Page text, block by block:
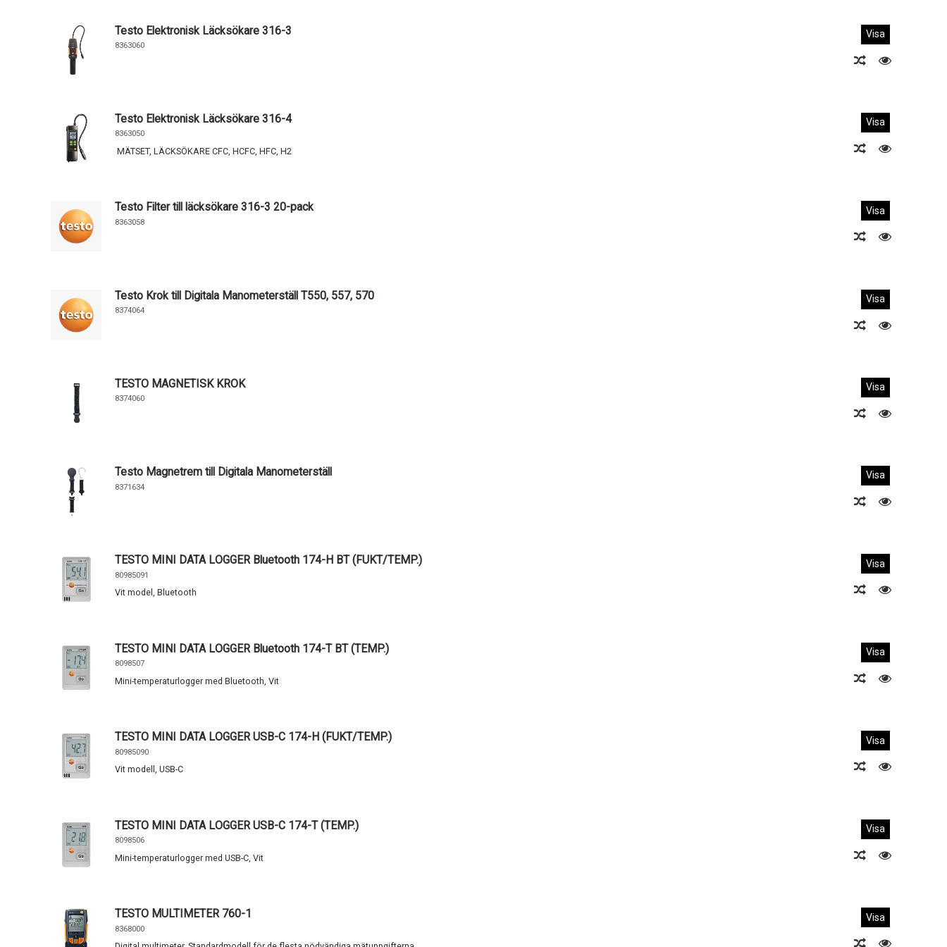
Testo Elektronisk Läcksökare 316-3
8363060
Visa
Testo Elektronisk Läcksökare 316-4
8363050
MÄTSET, LÄCKSÖKARE CFC, HCFC, HFC, H2
Visa
Testo Filter till läcksökare 316-3 20-pack
8363058
Visa
Testo Krok till Digitala Manometerställ T550, 557, 570
8374064
Visa
TESTO MAGNETISK KROK
8374060
Visa
Testo Magnetrem till Digitala Manometerställ
8371634
Visa
TESTO MINI DATA LOGGER Bluetooth 174-H BT (FUKT/TEMP.)
80985091
Vit model, Bluetooth
Visa
TESTO MINI DATA LOGGER Bluetooth 174-T BT (TEMP.)
8098507
Mini-temperaturlogger med Bluetooth, Vit
Visa
TESTO MINI DATA LOGGER USB-C 174-H (FUKT/TEMP.)
80985090
Vit modell, USB-C
Visa
TESTO MINI DATA LOGGER USB-C 174-T (TEMP.)
8098506
Mini-temperaturlogger med USB-C, Vit
Visa
TESTO MULTIMETER 760-1
8368000
Visa